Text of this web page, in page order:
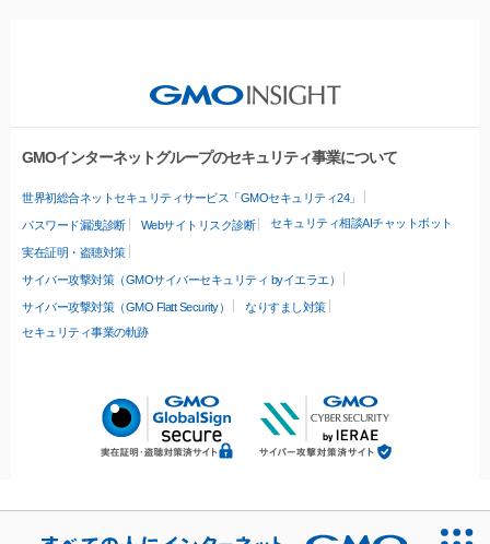
GMOインターネットグループのセキュリティ事業について
世界初総合ネットセキュリティサービス「GMOセキュリティ24」
パスワード漏洩診断 Webサイトリスク診断 セキュリティ相談AIチャットボット
実在証明・盗聴対策
サイバー攻撃対策（GMOサイバーセキュリティ byイエラエ）
サイバー攻撃対策（GMO Flatt Security）
なりすまし対策
セキュリティ事業の軌跡